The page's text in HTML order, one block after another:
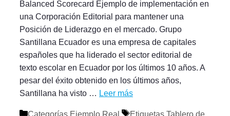
Balanced Scorecard Ejemplo de implementación en
una Corporación Editorial para mantener una
Posición de Liderazgo en el mercado. Grupo
Santillana Ecuador es una empresa de capitales
españoles que ha liderado el sector editorial de
texto escolar en Ecuador por los últimos 10 años. A
pesar del éxito obtenido en los últimos años,
Santillana ha visto … Leer más